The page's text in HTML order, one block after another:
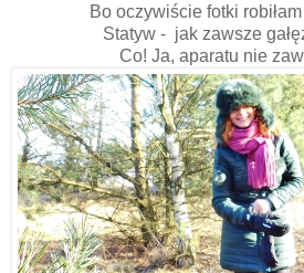
Bo oczywiście fotki
Statyw - jak zawsze
Co! Ja, aparatu nie